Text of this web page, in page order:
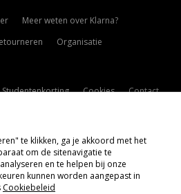
Meer weten over Klarna?
Organisatie
Studentenkorting Cookies
Contact
te klikken, ga je akkoord met het
om de sitenavigatie te
en te helpen bij onze
kunnen worden aangepast in
Cookiebeleid